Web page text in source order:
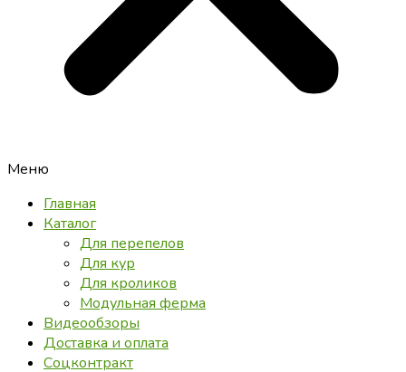
Меню
Главная
Каталог
Для перепелов
Для кур
Для кроликов
Модульная ферма
Видеообзоры
Доставка и оплата
Соцконтракт